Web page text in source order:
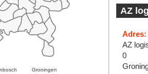
Groningen
AZ
Adres:
AZ
0